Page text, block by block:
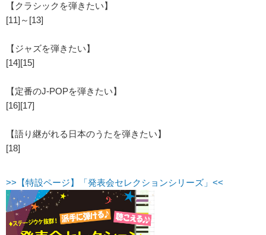
【クラシックを弾きたい】
[11]～[13]
【ジャズを弾きたい】
[14][15]
【定番のJ-POPを弾きたい】
[16][17]
【語り継がれる日本のうたを弾きたい】
[18]
>>【特設ページ】「発表会セレクションシリーズ」<<